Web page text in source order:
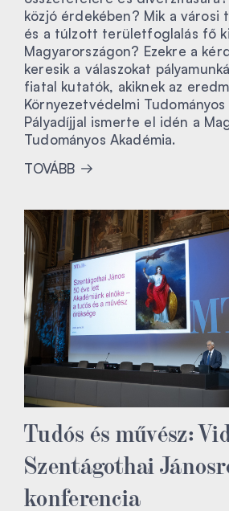
közjó érdekében? Mik a városi
és a túlzott területfoglalás fő
Magyarországon? Ezekre a
keresik a válaszokat
fiatal kutatók, akiknek az
Környezetvédelmi
Pályadíjjal ismerte el idén a
Tudományos Akadémia.
TOVÁBB
Tudós és művész:
Szentágothai
konferencia